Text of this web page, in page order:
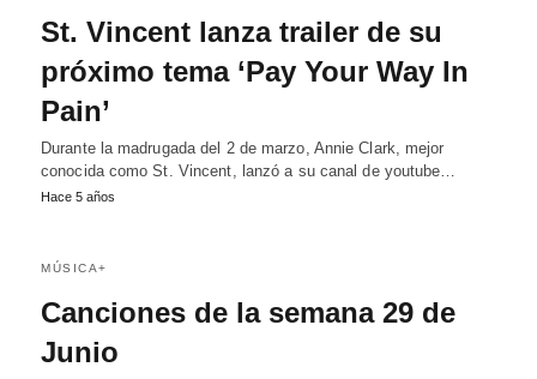
St. Vincent lanza trailer de su
próximo tema ‘Pay Your Way In
Pain’
Durante la madrugada del 2 de marzo, Annie Clark, mejor
conocida como St. Vincent, lanzó a su canal de youtube…
Hace 5 años
MÚSICA+
Canciones de la semana 29 de
Junio